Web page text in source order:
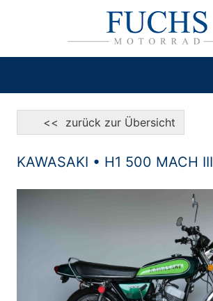
<< zurück zur Übersicht
KAWASAKI • H1 500 MACH III